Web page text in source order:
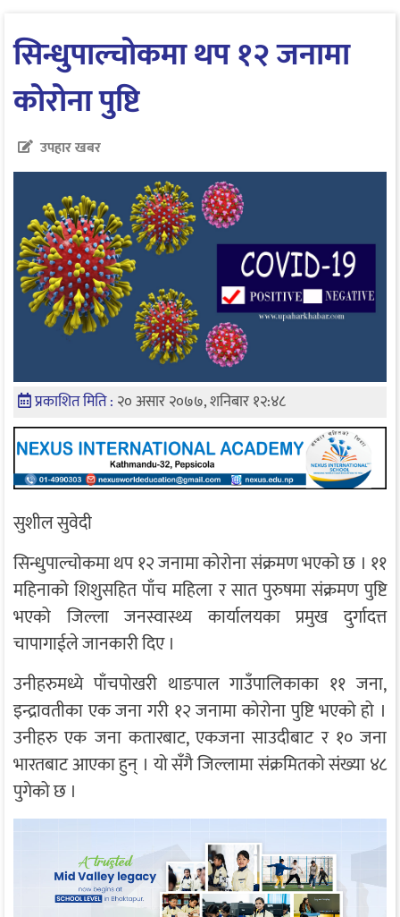
सिन्धुपाल्चोकमा थप १२ जनामा
कोरोना पुष्टि
उपहार खबर
प्रकाशित मिति : २० असार २०७७, शनिबार १२:४८
सुशील सुवेदी
सिन्धुपाल्चोकमा थप १२ जनामा कोरोना संक्रमण भएको छ । ११
महिनाको शिशुसहित पाँच महिला र सात पुरुषमा संक्रमण पुष्टि
भएको जिल्ला जनस्वास्थ्य कार्यालयका प्रमुख दुर्गादत्त
चापागाईले जानकारी दिए ।
उनीहरुमध्ये पाँचपोखरी थाङपाल गाउँपालिकाका ११ जना,
इन्द्रावतीका एक जना गरी १२ जनामा कोरोना पुष्टि भएको हो ।
उनीहरु एक जना कतारबाट, एकजना साउदीबाट र १० जना
भारतबाट आएका हुन् । यो सँगै जिल्लामा संक्रमितको संख्या ४८
पुगेको छ ।